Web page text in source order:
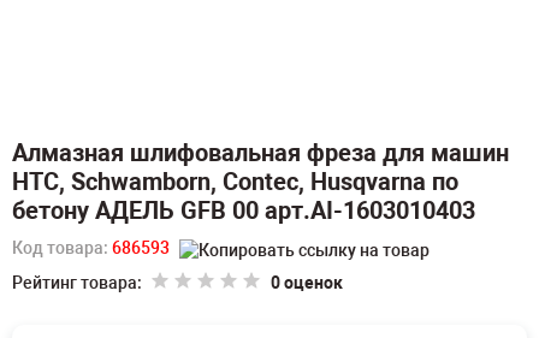
Алмазная шлифовальная фреза для машин
HTC, Schwamborn, Contec, Husqvarna по
бетону АДЕЛЬ GFB 00 арт.AI-1603010403
Код товара: 686593
Рейтинг товара:
0 оценок